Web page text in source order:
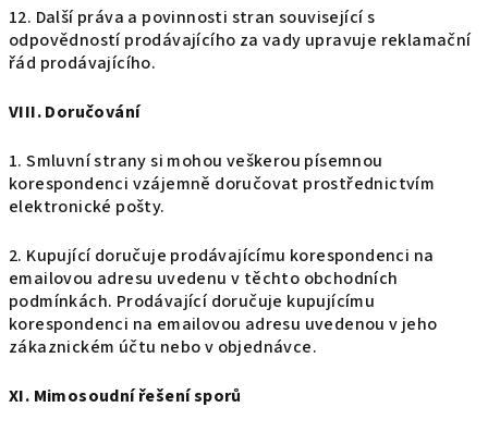
12. Další práva a povinnosti stran související s
odpovědností prodávajícího za vady upravuje reklamační
řád prodávajícího.
VIII. Doručování
1. Smluvní strany si mohou veškerou písemnou
korespondenci vzájemně doručovat prostřednictvím
elektronické pošty.
2. Kupující doručuje prodávajícímu korespondenci na
emailovou adresu uvedenu v těchto obchodních
podmínkách. Prodávající doručuje kupujícímu
korespondenci na emailovou adresu uvedenou v jeho
zákaznickém účtu nebo v objednávce.
XI. Mimosoudní řešení sporů